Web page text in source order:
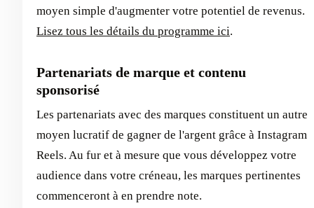
moyen simple d'augmenter votre potentiel de revenus.
Lisez tous les détails du programme ici.
Partenariats de marque et contenu
sponsorisé
Les partenariats avec des marques constituent un autre
moyen lucratif de gagner de l'argent grâce à Instagram
Reels. Au fur et à mesure que vous développez votre
audience dans votre créneau, les marques pertinentes
commenceront à en prendre note.